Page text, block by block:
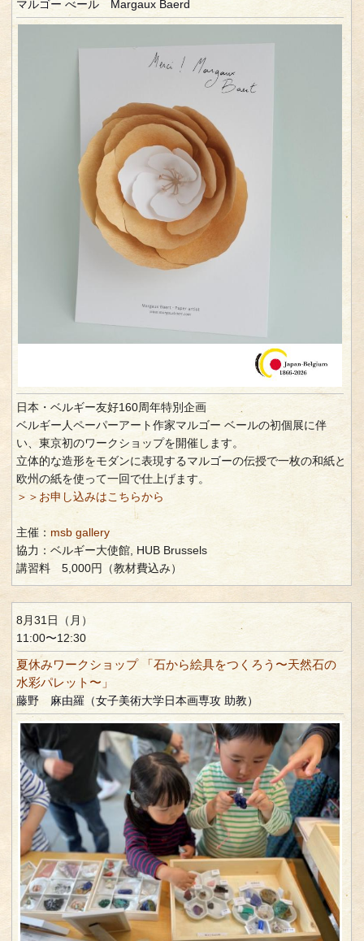
マルゴー べール Margaux Baerd
日本・ベルギー友好160周年特別企画
ベルギー人ペーパーアート作家マルゴー ベールの初個展に伴
い、東京初のワークショップを開催します。
立体的な造形をモダンに表現するマルゴーの伝授で一枚の和紙と
欧州の紙を使って一回で仕上げます。
＞＞お申し込みはこちらから
主催： msb gallery
協力：ベルギー大使館, HUB Brussels
講習料 5,000円（教材費込み）
8月31日（月）
11:00〜12:30
夏休みワークショップ 「石から絵具をつくろう〜天然石の
水彩パレット〜」
藤野 麻由羅（女子美術大学日本画専攻 助教）